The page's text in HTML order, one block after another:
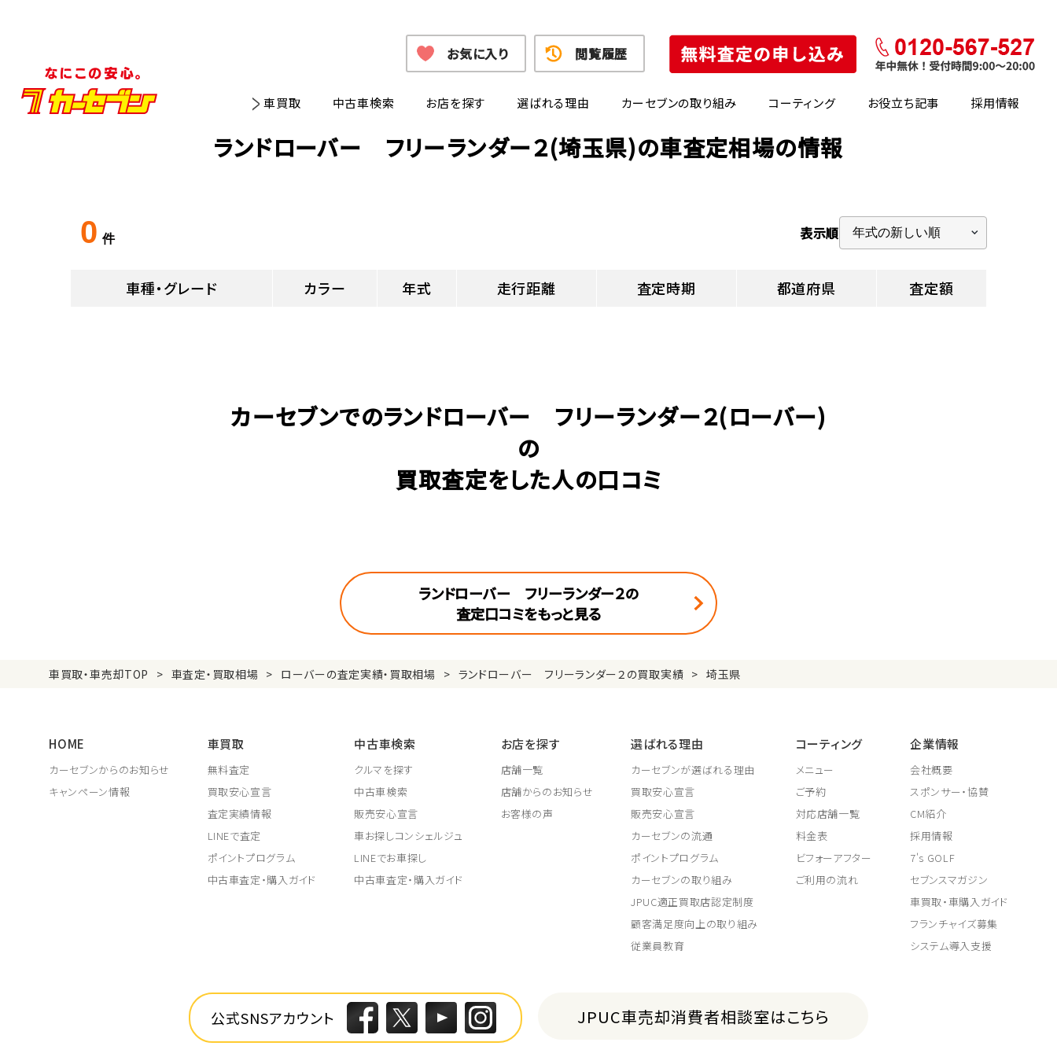
車買取 中古車検索 お店を探す 選ばれる理由 カーセブンの取り組み コーティング お役立ち記事 採用情報
お気に入り 閲覧履歴
ランドローバー フリーランダー２(埼玉県)の車査定相場の情報
0 件 表示順
車種・グレード カラー 年式 走行距離 査定時期 都道府県 査定額
カーセブンでのランドローバー フリーランダー２(ローバー)
の
買取査定をした人の口コミ
ランドローバー フリーランダー２の
査定口コミをもっと見る
車買取・車売却TOP 車査定・買取相場 ローバーの査定実績・買取相場 ランドローバー フリーランダー２の買取実績 埼玉県
HOME
カーセブンからのお知らせ
キャンペーン情報
車買取
無料査定
買取安心宣言
査定実績情報
LINEで査定
ポイントプログラム
中古車査定・購入ガイド
中古車検索
クルマを探す
中古車検索
販売安心宣言
車お探しコンシェルジュ
LINEでお車探し
中古車査定・購入ガイド
お店を探す
店舗一覧
店舗からのお知らせ
お客様の声
選ばれる理由
カーセブンが選ばれる理由
買取安心宣言
販売安心宣言
カーセブンの流通
ポイントプログラム
カーセブンの取り組み
JPUC適正買取店認定制度
顧客満足度向上の取り組み
従業員教育
コーティング
メニュー
ご予約
対応店舗一覧
料金表
ビフォーアフター
ご利用の流れ
企業情報
会社概要
スポンサー・協賛
CM紹介
採用情報
7's GOLF
セブンスマガジン
車買取・車購入ガイド
フランチャイズ募集
システム導入支援
公式SNSアカウント JPUC車売却消費者相談室はこちら